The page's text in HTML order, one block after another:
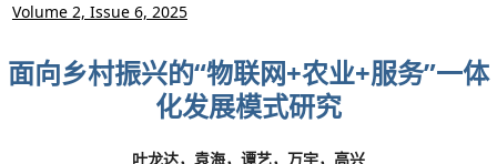
Volume 2, Issue 6, 2025
面向乡村振兴的“物联网+农业+服务”一体
化发展模式研究
叶龙达，袁海，谭艺，万宇，高兴